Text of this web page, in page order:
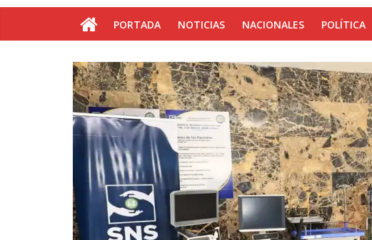
PORTADA NOTICIAS NACIONALES POLÍTICA